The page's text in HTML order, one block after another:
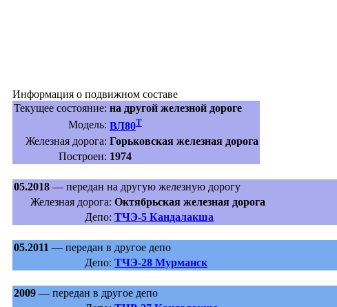
Информация о подвижном составе
Текущее состояние: на другой железной дороге
Модель: ВЛ80Т
Железная дорога: Горьковская железная дорога
Построен: 1974
05.2018 — передан на другую железную дорогу
Железная дорога: Октябрьская железная дорога
Депо: ТЧЭ-5 Кандалакша
05.2011 — передан в другое депо
Депо: ТЧЭ-28 Мурманск
2009 — передан в другое депо